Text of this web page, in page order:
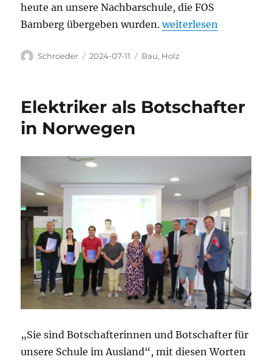
heute an unsere Nachbarschule, die FOS
Bamberg übergeben wurden.„Win-Win-Beitrag
weiterlesen
Autor
Schroeder
Veröffentlicht
2024-07-11 Kategorien
Bau, Holz
Elektriker als Botschafter
in Norwegen
„Sie sind Botschafterinnen und Botschafter für
unsere Schule im Ausland“, mit diesen Worten